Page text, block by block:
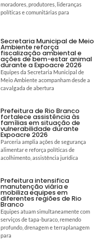
moradores, produtores, lideranças
políticas e comunitárias para
Secretaria Municipal de Meio
Ambiente reforça
fiscalização ambiental e
ações de bem-estar animal
durante a Expoacre 2026
Equipes da Secretaria Municipal de
Meio Ambiente acompanham desde a
cavalgada de abertura
Prefeitura de Rio Branco
fortalece assistência às
famílias em situação de
vulnerabilidade durante
Expoacre 2026
Parceria amplia ações de segurança
alimentar e reforça políticas de
acolhimento, assistência jurídica
Prefeitura intensifica
manutenção viária e
mobiliza equipes em
diferentes regiões de Rio
Branco
Equipes atuam simultaneamente com
serviços de tapa-buraco, remendo
profundo, drenagem e terraplanagem
para